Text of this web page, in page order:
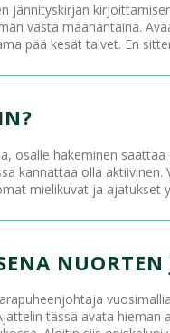
jännityskirjan
vasta maanantaina.
pää kesät talvet. En
osalle hakeminen
kannattaa olla
mielikuvat ja ajatukset
NUORTEN
tässä avata hieman